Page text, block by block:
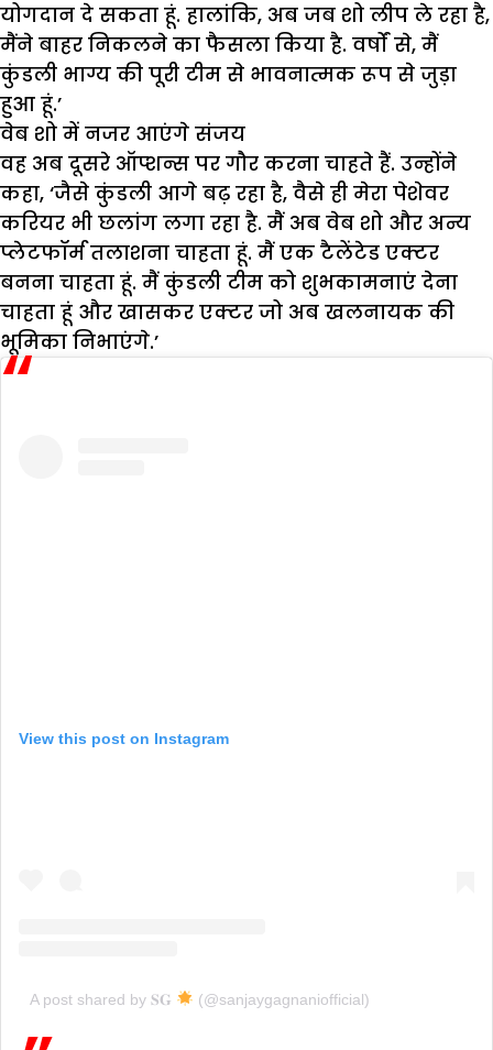
योगदान दे सकता हूं. हालांकि, अब जब शो लीप ले रहा है,
मैंने बाहर निकलने का फैसला किया है. वर्षों से, मैं
कुंडली भाग्य की पूरी टीम से भावनात्मक रूप से जुड़ा
हुआ हूं.’
वेब शो में नजर आएंगे संजय
वह अब दूसरे ऑप्शन्स पर गौर करना चाहते हैं. उन्होंने
कहा, ‘जैसे कुंडली आगे बढ़ रहा है, वैसे ही मेरा पेशेवर
करियर भी छलांग लगा रहा है. मैं अब वेब शो और अन्य
प्लेटफॉर्म तलाशना चाहता हूं. मैं एक टैलेंटेड एक्टर
बनना चाहता हूं. मैं कुंडली टीम को शुभकामनाएं देना
चाहता हूं और खासकर एक्टर जो अब खलनायक की
भूमिका निभाएंगे.’
View this post on Instagram
A post shared by 𝐒𝐆 (@sanjaygagnaniofficial)